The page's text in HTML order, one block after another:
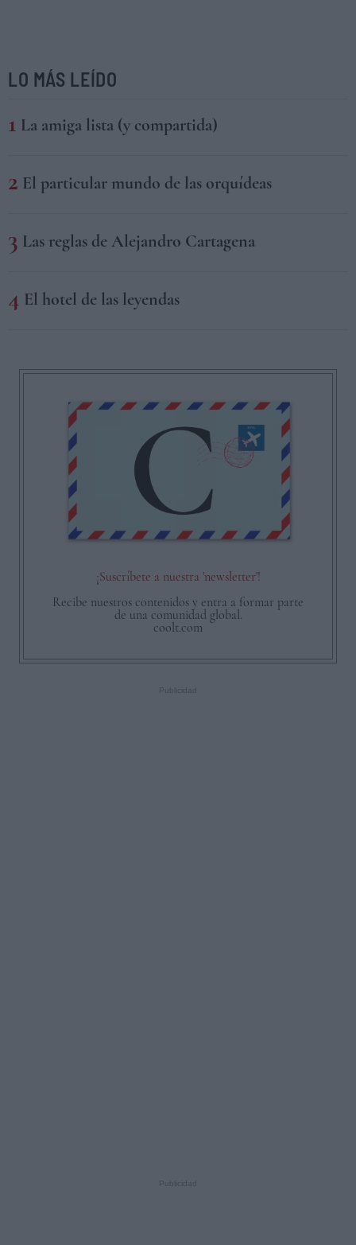
LO MÁS LEÍDO
La amiga lista (y compartida)
El particular mundo de las orquídeas
Las reglas de Alejandro Cartagena
El hotel de las leyendas
¡Suscríbete a nuestra 'newsletter'!
Recibe nuestros contenidos y entra a formar parte
de una comunidad global.
coolt.com